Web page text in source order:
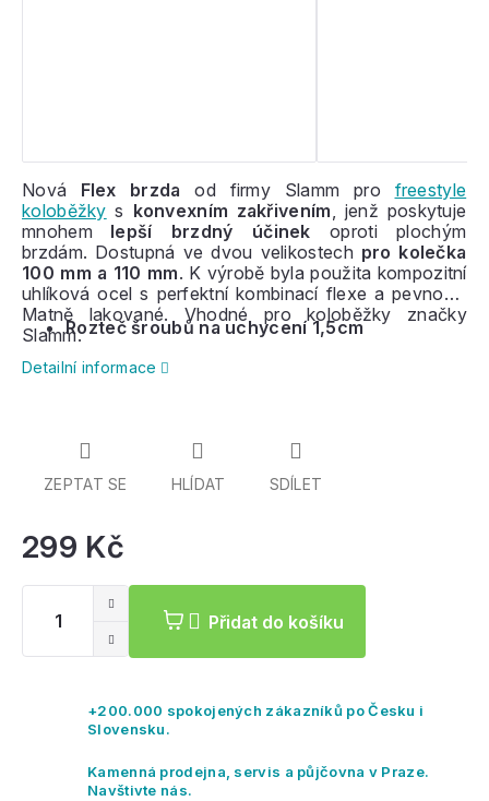
299 Kč
Přidat do košíku
Nová Flex brzda od firmy Slamm pro freestyle
koloběžky s konvexním zakřivením, jenž poskytuje
mnohem lepší brzdný účinek oproti plochým
brzdám. Dostupná ve dvou velikostech pro kolečka
100 mm a 110 mm. K výrobě byla použita kompozitní
uhlíková ocel s perfektní kombinací flexe a pevnosti.
Matně lakované. Vhodné pro koloběžky značky
Slamm.Rozteč šroubů na uchycení 1,5cm
Detailní informace
ZEPTAT SE HLÍDAT SDÍLET
+200.000 spokojených zákazníků po Česku i
Slovensku.
Kamenná prodejna, servis a půjčovna v Praze.
Navštivte nás.